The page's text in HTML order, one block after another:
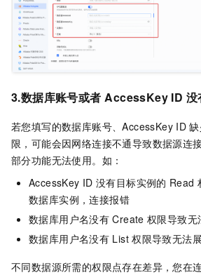
3.数据库账号或者 AccessKey ID 没
若您填写的数据库账号、AccessKey ID
限，可能会因网络连接不通导致数据源连
部分功能无法使用。如：
AccessKey ID 没有目标实例的 Read
数据库实例，连接报错
数据库用户名没有 Create 权限导致无
数据库用户名没有 List 权限导致无法
不同数据源所需的权限点存在差异，您在